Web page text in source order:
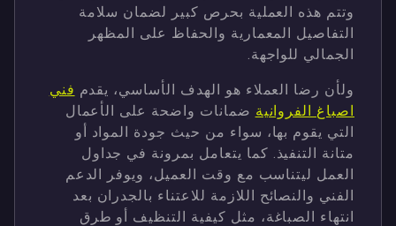
وتتم هذه العملية بحرص كبير لضمان سلامة
التفاصيل المعمارية والحفاظ على المظهر
الجمالي للواجهة.
ولأن رضا العملاء هو الهدف الأساسي، يقدم فني
اصباغ الفروانية ضمانات واضحة على الأعمال
التي يقوم بها، سواء من حيث جودة المواد أو
متانة التنفيذ. كما يتعامل بمرونة في جداول
العمل ليتناسب مع وقت العميل، ويوفر الدعم
الفني والنصائح اللازمة للاعتناء بالجدران بعد
انتهاء الصباغة، مثل كيفية التنظيف أو طرق